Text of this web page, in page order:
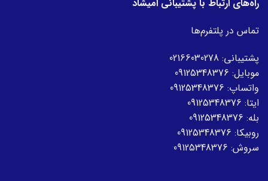
راه‌های ارتباط با پشتیبانی امیشاد
تماس در پلتفرم‌ها
پشتیبانی: 02166030278
موبایل: 09125348376
واتساپ: 09125348376
ایتا: 09125348376
بله: 09125348376
روبیکا: 09125348376
سروش: 09125348376